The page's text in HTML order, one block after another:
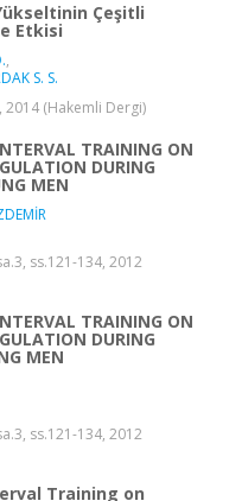
Çeşitli
Etkisi
,
S. S.
, 2014 (Hakemli Dergi)
TRAINING ON
DURING
MEN
ss.121-134, 2012
TRAINING ON
DURING
MEN
ss.121-134, 2012
Training on